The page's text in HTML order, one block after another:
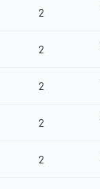
2
2
2
2
2